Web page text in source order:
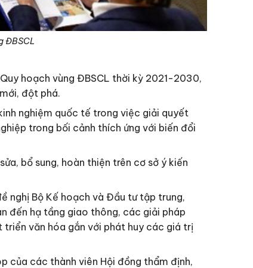
ĐBSCL
hoạch vùng ĐBSCL thời kỳ 2021-2030,
đột phá.
nghiệm quốc tế trong việc giải quyết
trong bối cảnh thích ứng với biến đổi
bổ sung, hoàn thiện trên cơ sở ý kiến
nghị Bộ Kế hoạch và Đầu tư tập trung,
đến hạ tầng giao thông, các giải pháp
triển văn hóa gắn với phát huy các giá trị
của các thành viên Hội đồng thẩm định,